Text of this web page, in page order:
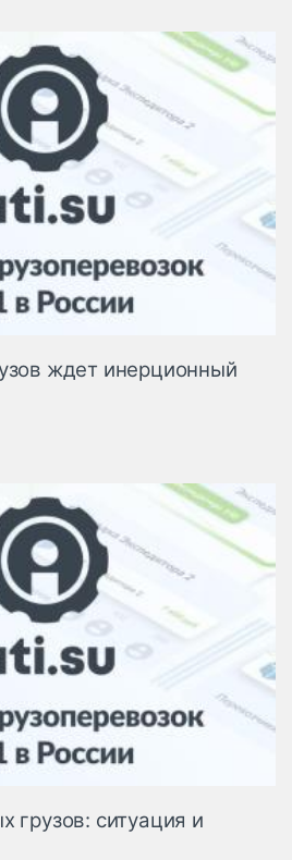
ждет инерционный
грузов: ситуация и